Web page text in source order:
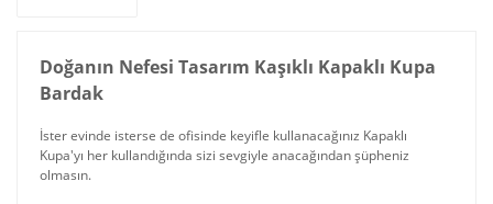
Doğanın Nefesi Tasarım Kaşıklı Kapaklı Kupa
Bardak
İster evinde isterse de ofisinde keyifle kullanacağınız Kapaklı
Kupa'yı her kullandığında sizi sevgiyle anacağından şüpheniz
olmasın.